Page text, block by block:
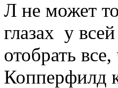
Л не может
глазах у
отобрать